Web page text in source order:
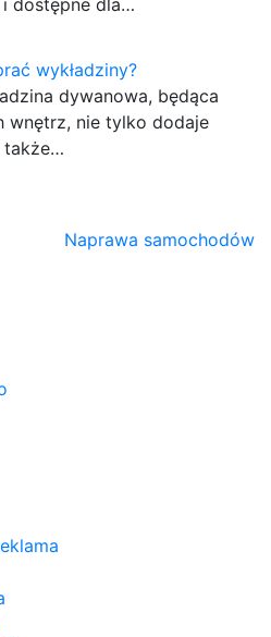
dostępne dla…
wykładziny?
dywanowa, będąca
wnętrz, nie tylko dodaje
także…
Naprawa samochodów